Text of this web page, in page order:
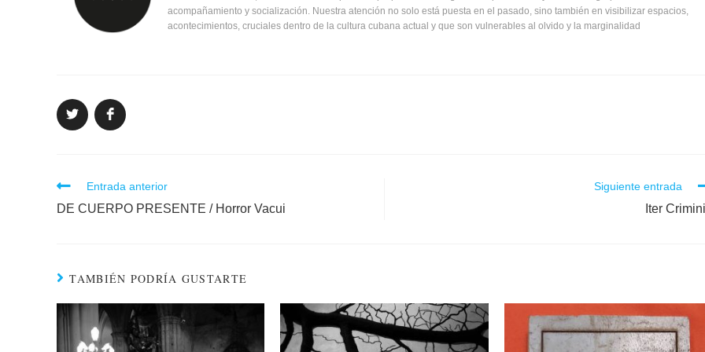
acompañamiento y socialización. Nuestra atención no solo está puesta en el pasado, sino también en visibilizar espacios,
acontecimientos, cruciales dentro de la cultura cubana actual y que son vulnerables al olvido y la marginalidad
CONTINUAR
LEYENDO
Entrada anterior
DE CUERPO PRESENTE / Horror Vacui
Siguiente entrada
Iter
TAMBIÉN PODRÍA GUSTARTE